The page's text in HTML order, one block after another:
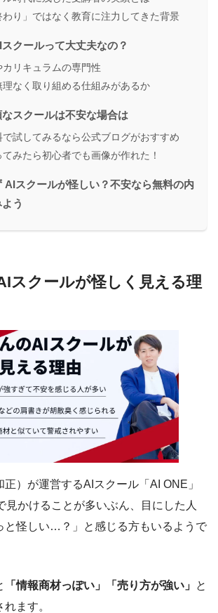
わり」ではなく教育に注力してきた背景
クールって大丈夫なの？
リキュラムの専門性
理なく取り組める仕組みがあるか
スクールは不安な場合は
で試してみるなら公式ブログがおすすめ
みたら初心者でも画像が作れた！
AIスクールが怪しい？不安なら無料の内
う
スクールが怪しく見える理
）が運営するAIスクール「AI ONE」
見かけることが多いぶん、目にした人
と怪しい…？」と感じる方もいるようで
「情報商材っぽい」「売り方が強い」 と
ます。